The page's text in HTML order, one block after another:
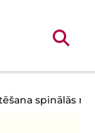
spinālās